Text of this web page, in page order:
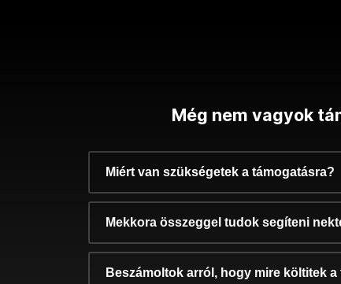
Még nem vagyok
Miért van szükségetek a támogatásra?
Mekkora összeggel tudok segíteni
Beszámoltok arról, hogy mire költitek a